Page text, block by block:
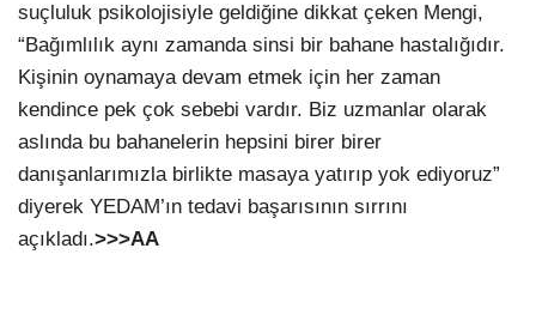
suçluluk psikolojisiyle geldiğine dikkat çeken Mengi,
“Bağımlılık aynı zamanda sinsi bir bahane hastalığıdır.
Kişinin oynamaya devam etmek için her zaman
kendince pek çok sebebi vardır. Biz uzmanlar olarak
aslında bu bahanelerin hepsini birer birer
danışanlarımızla birlikte masaya yatırıp yok ediyoruz”
diyerek YEDAM’ın tedavi başarısının sırrını
açıkladı.>>>AA